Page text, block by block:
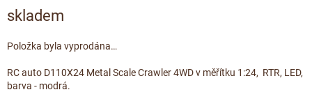
cena:
skladem
Položka byla vyprodána…
RC auto D110X24 Metal Scale Crawler 4WD v měřítku 1:24, RTR, LED,
barva - modrá.